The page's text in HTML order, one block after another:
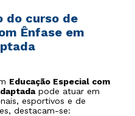
do curso de
Ênfase em
Educação Especial com
pode atuar em
esportivos e de
destacam-se: